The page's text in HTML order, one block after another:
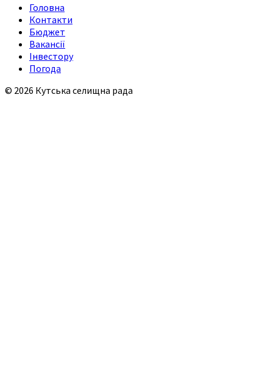
Головна
Контакти
Бюджет
Вакансії
Інвестору
Погода
© 2026 Кутська селищна рада